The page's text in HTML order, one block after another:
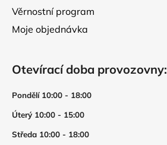
Věrnostní program
Moje objednávka
Otevírací doba provozovny:
Pondělí 10:00 - 18:00
Úterý 10:00 - 15:00
Středa 10:00 - 18:00